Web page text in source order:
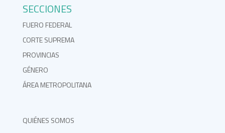
SECCIONES
FUERO FEDERAL
CORTE SUPREMA
PROVINCIAS
GÉNERO
ÁREA METROPOLITANA
QUIÉNES SOMOS